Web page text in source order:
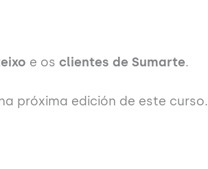
e os clientes de Sumarte.
próxima edición de este curso.